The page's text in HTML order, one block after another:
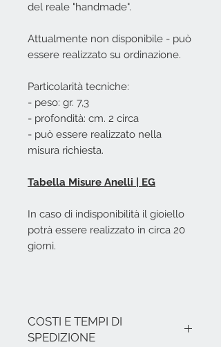
del reale "handmade".
Attualmente non disponibile - può
essere realizzato su ordinazione.
Particolarità tecniche:
- peso: gr. 7,3
- profondità: cm. 2 circa
- può essere realizzato nella
misura richiesta.
Tabella Misure Anelli | EG
In caso di indisponibilità il gioiello
potrà essere realizzato in circa 20
giorni.
COSTI E TEMPI DI
SPEDIZIONE